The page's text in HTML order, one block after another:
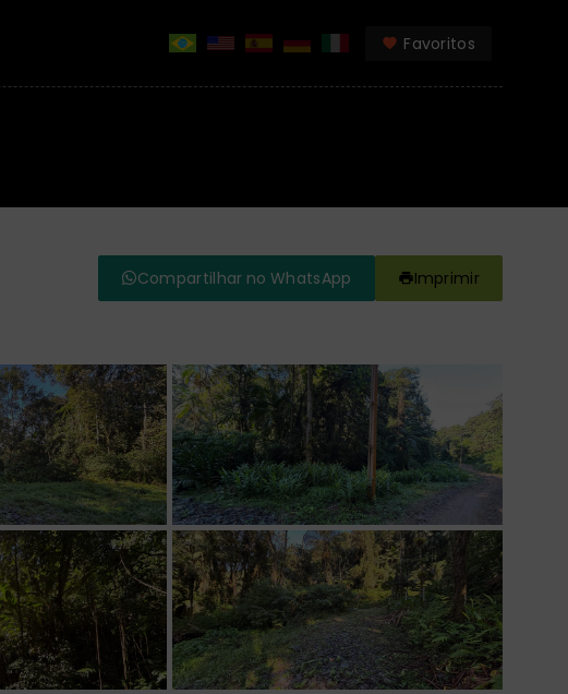
Favoritos
Compartilhar no WhatsApp Imprimir